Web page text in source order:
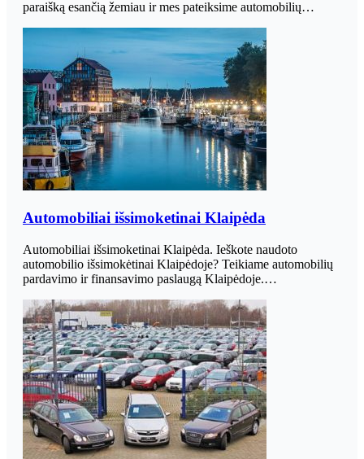
paraišką esančią žemiau ir mes pateiksime automobilių…
Automobiliai išsimoketinai Klaipėda
Automobiliai išsimoketinai Klaipėda. Ieškote naudoto
automobilio išsimokėtinai Klaipėdoje? Teikiame automobilių
pardavimo ir finansavimo paslaugą Klaipėdoje.…